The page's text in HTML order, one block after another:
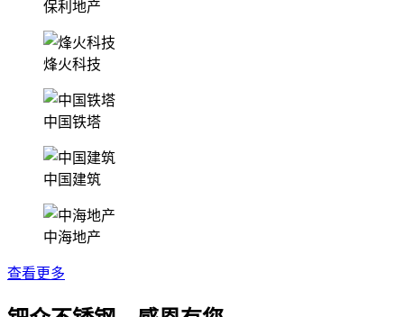
保利地产
烽火科技
中国铁塔
中国建筑
中海地产
查看更多